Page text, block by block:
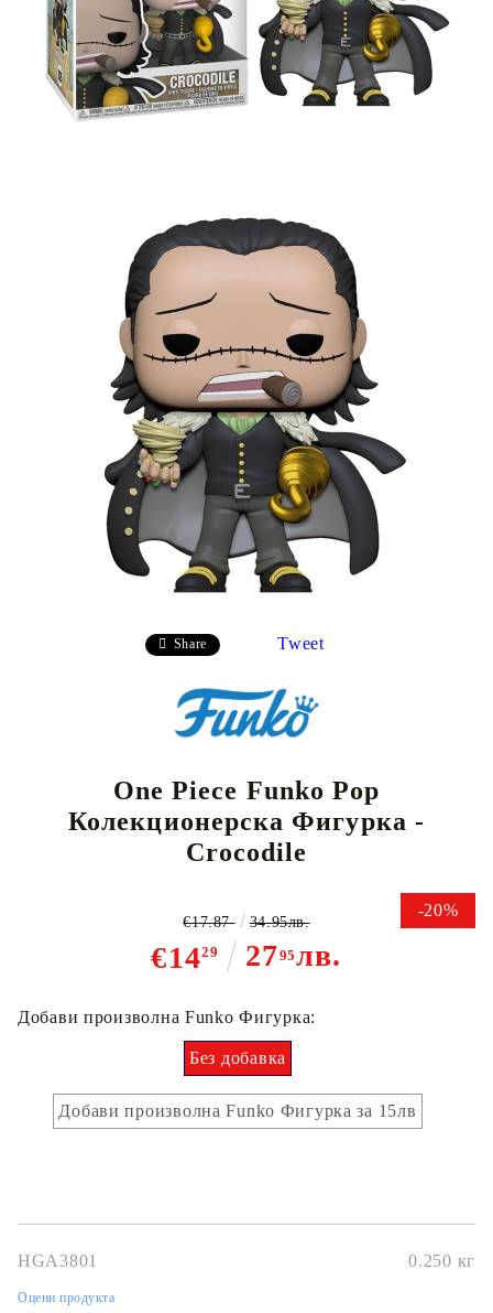
Share Tweet
One Piece Funko Pop
Колекционерска Фигурка -
Crocodile
-20%
€1429 2795лв.
€17.87 34.95лв.
Добави произволна Funko Фигурка:
Без добавка
Добави произволна Funko Фигурка за 15лв
HGA3801 0.250 кг
Оцени продукта